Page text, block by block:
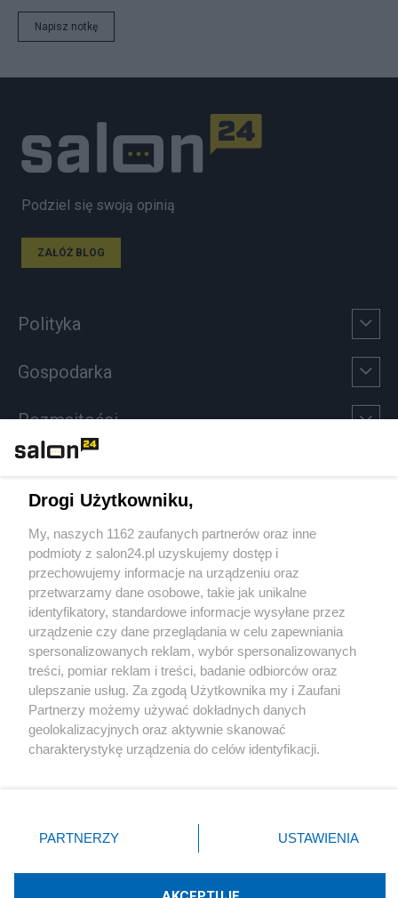
Napisz notkę
Podziel się swoją opinią
ZAŁÓŻ BLOG
Polityka
Gospodarka
Rozmaitości
Sport
Społeczeństwo
Kultura
X Facebook Instagram Youtube
Drogi Użytkowniku,
My, naszych 1162 zaufanych partnerów oraz inne
podmioty z salon24.pl uzyskujemy dostęp i
przechowujemy informacje na urządzeniu oraz
przetwarzamy dane osobowe, takie jak unikalne
identyfikatory, standardowe informacje wysyłane przez
urządzenie czy dane przeglądania w celu zapewniania
spersonalizowanych reklam, wybór spersonalizowanych
treści, pomiar reklam i treści, badanie odbiorców oraz
ulepszanie usług. Za zgodą Użytkownika my i Zaufani
Partnerzy możemy używać dokładnych danych
geolokalizacyjnych oraz aktywnie skanować
charakterystykę urządzenia do celów identyfikacji.
zmienić/wycofać klikając przycisk ustawień prywatności
znajdujący się w lewym dolnym rogu strony
rodzaje przetwarzania danych nie wymagają zgody
użytkownika, ale masz prawo sprzeciwić się takiemu
PARTNERZY USTAWIENIA